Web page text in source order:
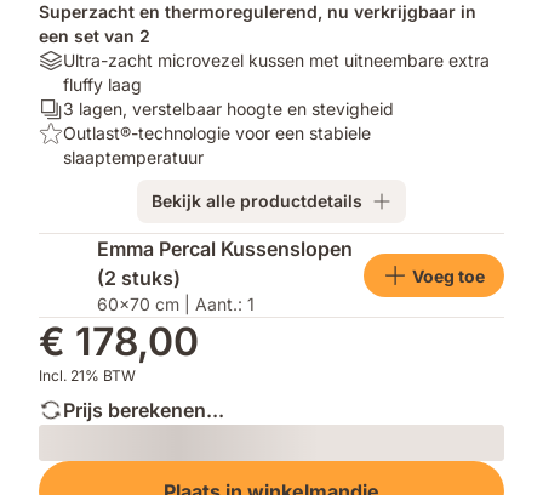
Superzacht en thermoregulerend, nu verkrijgbaar in
een set van 2
Materials:
Ultra-
zacht
microvezel
kussen
extra
Ultra-zacht microvezel kussen met uitneembare extra
fluffy laag
Aantal
lagen:
hoogte
stevigheid
3 lagen, verstelbaar hoogte en stevigheid
Top:
Outlast®-
een
stabiele
slaaptemperatuur
Outlast®-technologie voor een stabiele
slaaptemperatuur
Bekijk alle productdetails
producten
Emma Percal Kussenslopen
(2 stuks)
60x70 cm | Aant.: 1
Voeg toe
€ 178,00
Incl. 21% BTW
Prijs berekenen...
Loading